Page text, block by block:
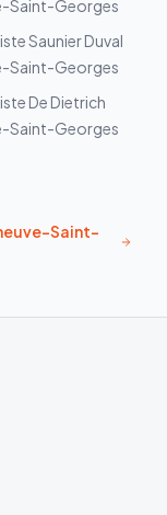
Saint-Georges
Saunier Duval
Saint-Georges
De Dietrich
Saint-Georges
Saint-